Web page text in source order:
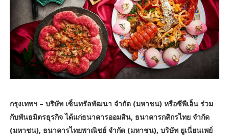
กรุงเทพฯ – บริษัท เซ็นทรัลพัฒนา จำกัด (มหาชน) หรือซีพีเอ็น ร่วม
กับพันธมิตรธุรกิจ ได้แก่ธนาคารออมสิน, ธนาคารกสิกรไทย จำกัด
(มหาชน), ธนาคารไทยพาณิชย์ จำกัด (มหาชน), บริษัท ยูเนี่ยนเพย์